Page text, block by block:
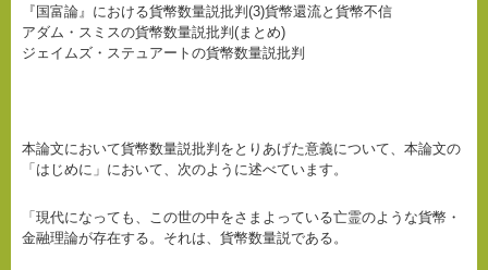
『国富論』における貨幣数量説批判(3)貨幣還流と貨幣不信
アダム・スミスの貨幣数量説批判(まとめ)
ジェイムズ・ステュアートの貨幣数量説批判
本論文において貨幣数量説批判をとりあげた意義について、本論文の
「はじめに」において、次のように述べています。
「現代になっても、この世の中をさまよっている亡霊のような貨幣・
金融理論が存在する。それは、貨幣数量説である。